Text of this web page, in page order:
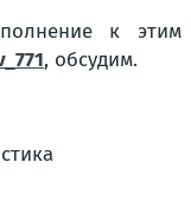
к этим
, обсудим.